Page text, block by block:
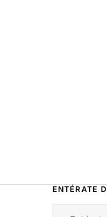
ENTÉRATE